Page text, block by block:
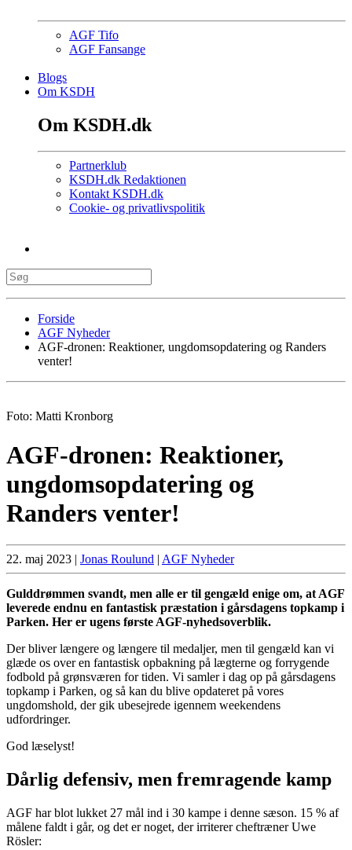
AGF Tifo
AGF Fansange
Blogs
Om KSDH
Om KSDH.dk
Partnerklub
KSDH.dk Redaktionen
Kontakt KSDH.dk
Cookie- og privatlivspolitik
Forside
AGF Nyheder
AGF-dronen: Reaktioner, ungdomsopdatering og Randers
venter!
Foto: Matti Kronborg
AGF-dronen: Reaktioner,
ungdomsopdatering og
Randers venter!
22. maj 2023 | Jonas Roulund | AGF Nyheder
Gulddrømmen svandt, men alle er til gengæld enige om, at AGF
leverede endnu en fantastisk præstation i gårsdagens topkamp i
Parken. Her er ugens første AGF-nyhedsoverblik.
Der bliver længere og længere til medaljer, men til gengæld kan vi
glæde os over en fantastisk opbakning på lægterne og forrygende
fodbold på grønsværen for tiden. Vi samler i dag op på gårsdagens
topkamp i Parken, og så kan du blive opdateret på vores
ungdomshold, der gik ubesejrede igennem weekendens
udfordringer.
God læselyst!
Dårlig defensiv, men fremragende kamp
AGF har blot lukket 27 mål ind i 30 kampe i denne sæson. 15 % af
målene faldt i går, og det er noget, der irriterer cheftræner Uwe
Rösler: